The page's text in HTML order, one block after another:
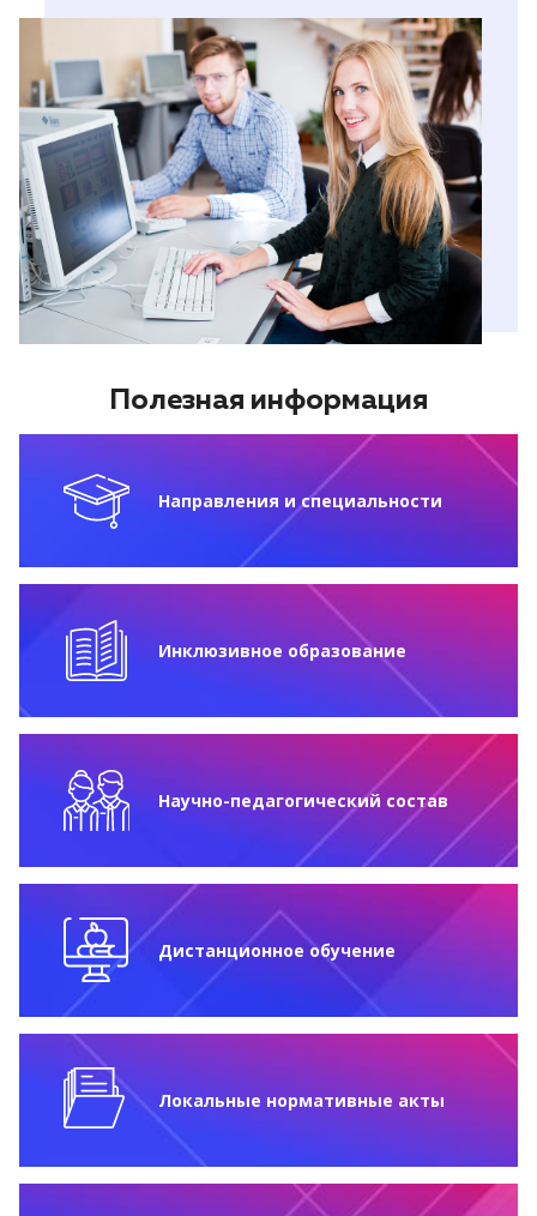
Полезная информация
Направления и специальности
Инклюзивное образование
Научно-педагогический состав
Дистанционное обучение
Локальные нормативные акты